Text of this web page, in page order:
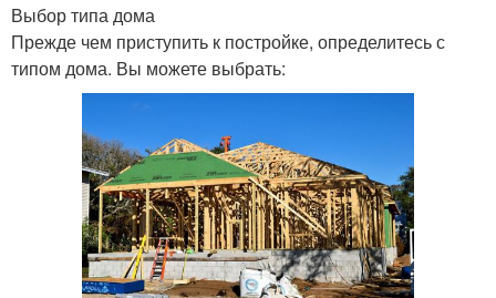
Выбор типа дома
Прежде чем приступить к постройке, определитесь с
типом дома. Вы можете выбрать: